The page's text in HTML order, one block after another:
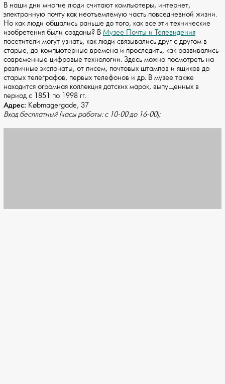
В наши дни многие люди считают компьютеры, интернет,
электронную почту как неотъемлемую часть повседневной жизни.
Но как люди общались раньше до того, как все эти технические
изобретения были созданы? В Музее Почты и Телевидения
посетители могут узнать, как люди связывались друг с другом в
старые, до-компьютерные времена и проследить, как развивались
современные цифровые технологии. Здесь можно посмотреть на
различные экспонаты, от писем, почтовых штампов и ящиков до
старых телеграфов, первых телефонов и др. В музее также
находится огромная коллекция датских марок, выпущенных в
период с 1851 по 1998 гг.
Адрес: Købmagergade, 37
Вход бесплатный (часы работы: с 10-00 до 16-00);